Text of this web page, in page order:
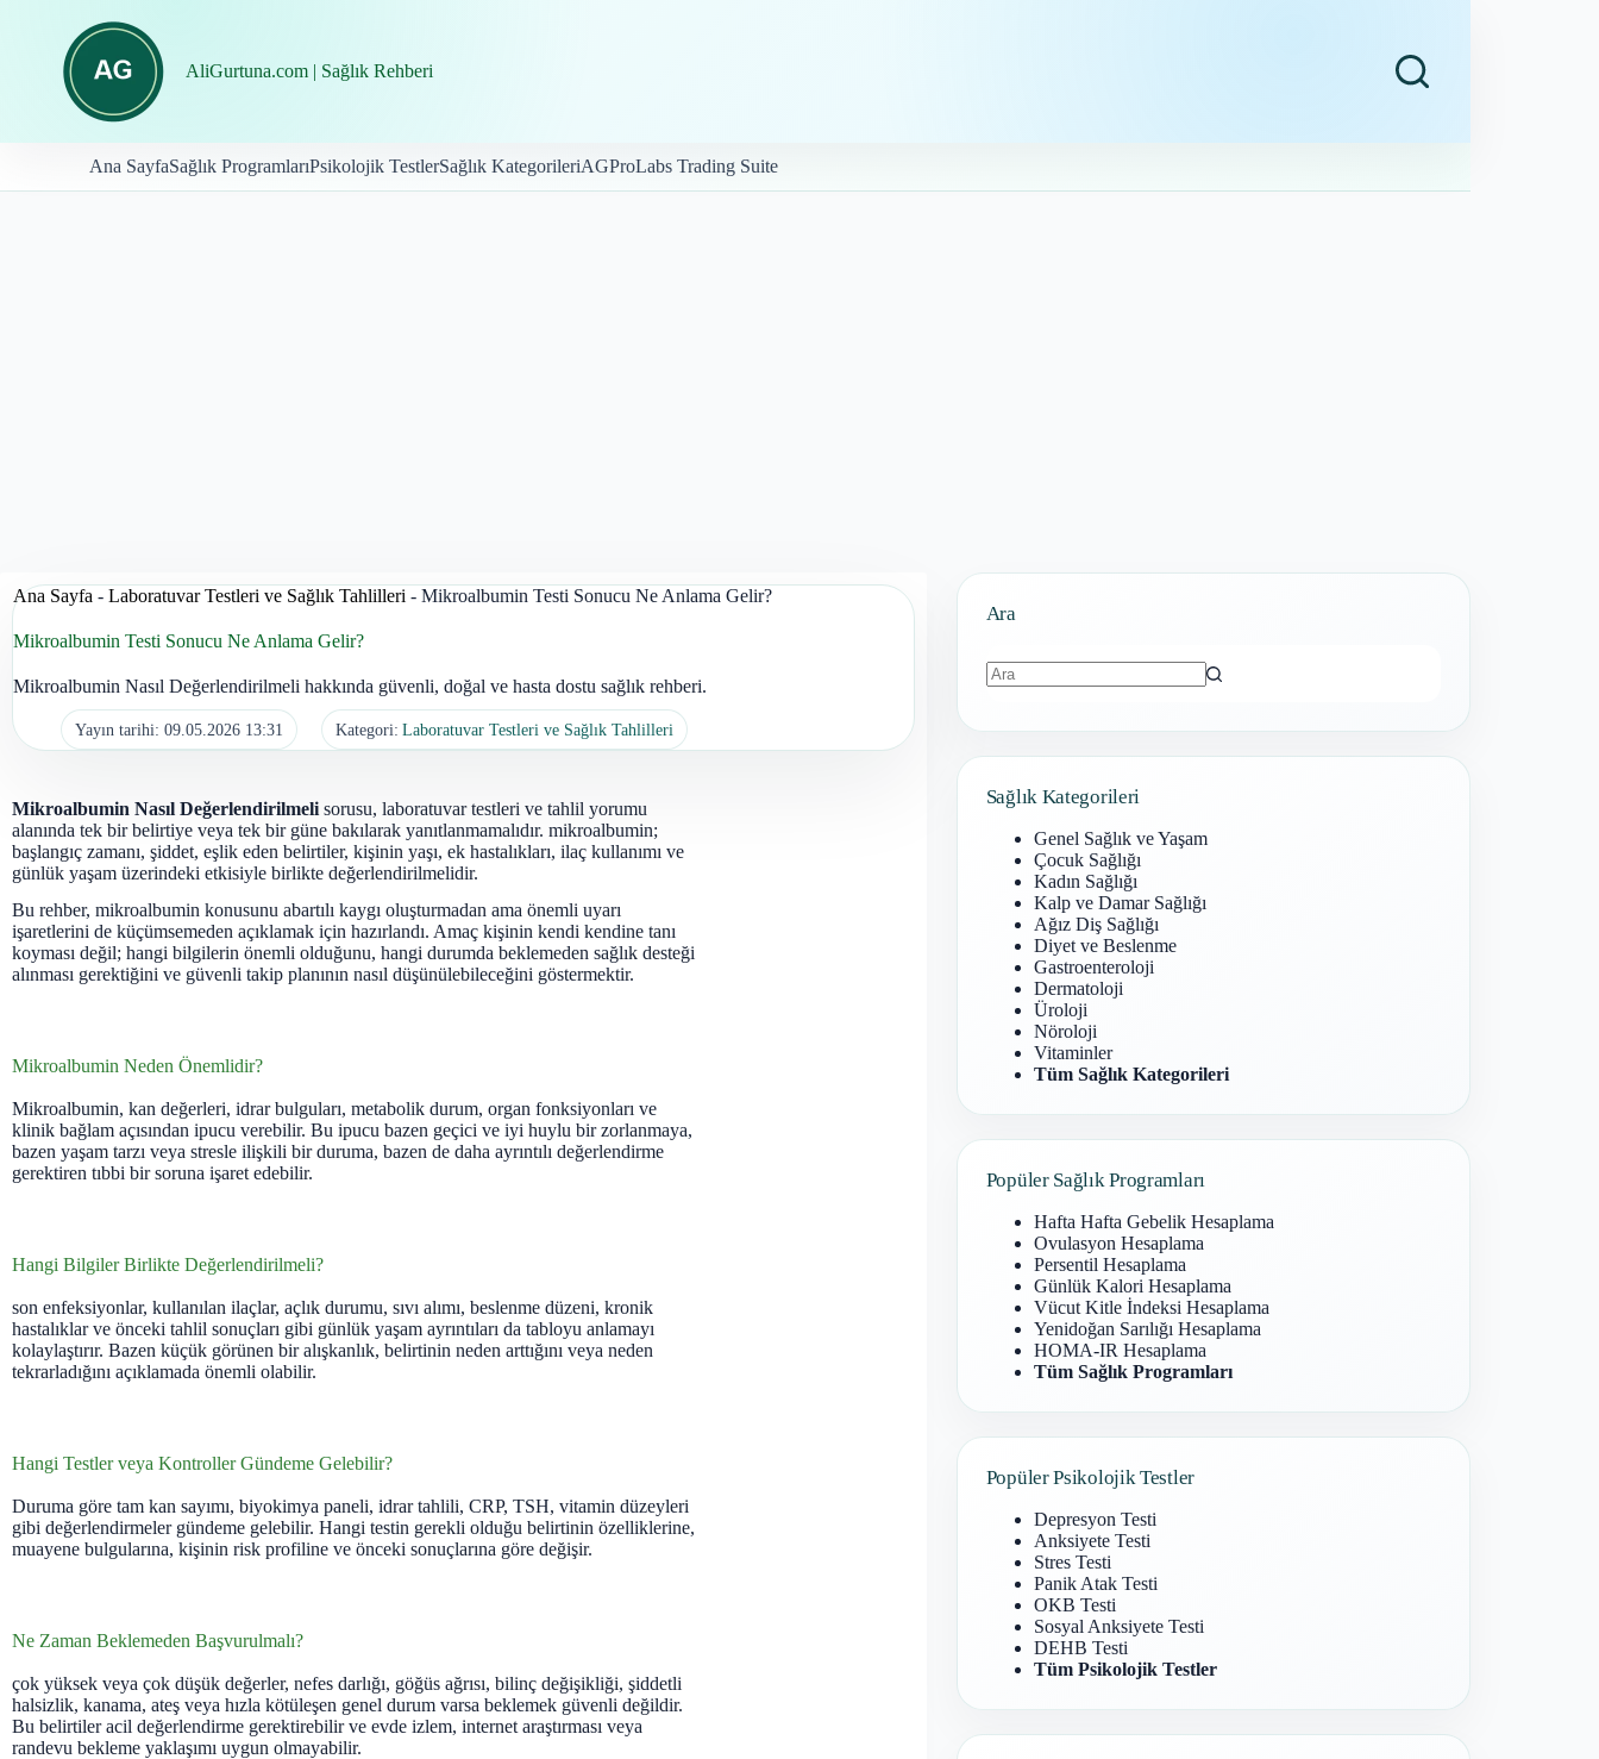
AliGurtuna.com | Sağlık Rehberi
Ana SayfaSağlık ProgramlarıPsikolojik TestlerSağlık KategorileriAGProLabs Trading Suite
Ana Sayfa - Laboratuvar Testleri ve Sağlık Tahlilleri - Mikroalbumin Testi Sonucu Ne Anlama Gelir?
Mikroalbumin Testi Sonucu Ne Anlama Gelir?
Mikroalbumin Nasıl Değerlendirilmeli hakkında güvenli, doğal ve hasta dostu sağlık rehberi.
Yayın tarihi: 09.05.2026 13:31 Kategori: Laboratuvar Testleri ve Sağlık Tahlilleri
Mikroalbumin Nasıl Değerlendirilmeli sorusu, laboratuvar testleri ve tahlil yorumu
alanında tek bir belirtiye veya tek bir güne bakılarak yanıtlanmamalıdır. mikroalbumin;
başlangıç zamanı, şiddet, eşlik eden belirtiler, kişinin yaşı, ek hastalıkları, ilaç kullanımı ve
günlük yaşam üzerindeki etkisiyle birlikte değerlendirilmelidir.
Bu rehber, mikroalbumin konusunu abartılı kaygı oluşturmadan ama önemli uyarı
işaretlerini de küçümsemeden açıklamak için hazırlandı. Amaç kişinin kendi kendine tanı
koyması değil; hangi bilgilerin önemli olduğunu, hangi durumda beklemeden sağlık desteği
alınması gerektiğini ve güvenli takip planının nasıl düşünülebileceğini göstermektir.
Mikroalbumin Neden Önemlidir?
Mikroalbumin, kan değerleri, idrar bulguları, metabolik durum, organ fonksiyonları ve
klinik bağlam açısından ipucu verebilir. Bu ipucu bazen geçici ve iyi huylu bir zorlanmaya,
bazen yaşam tarzı veya stresle ilişkili bir duruma, bazen de daha ayrıntılı değerlendirme
gerektiren tıbbi bir soruna işaret edebilir.
Hangi Bilgiler Birlikte Değerlendirilmeli?
son enfeksiyonlar, kullanılan ilaçlar, açlık durumu, sıvı alımı, beslenme düzeni, kronik
hastalıklar ve önceki tahlil sonuçları gibi günlük yaşam ayrıntıları da tabloyu anlamayı
kolaylaştırır. Bazen küçük görünen bir alışkanlık, belirtinin neden arttığını veya neden
tekrarladığını açıklamada önemli olabilir.
Hangi Testler veya Kontroller Gündeme Gelebilir?
Duruma göre tam kan sayımı, biyokimya paneli, idrar tahlili, CRP, TSH, vitamin düzeyleri
gibi değerlendirmeler gündeme gelebilir. Hangi testin gerekli olduğu belirtinin özelliklerine,
muayene bulgularına, kişinin risk profiline ve önceki sonuçlarına göre değişir.
Ne Zaman Beklemeden Başvurulmalı?
çok yüksek veya çok düşük değerler, nefes darlığı, göğüs ağrısı, bilinç değişikliği, şiddetli
halsizlik, kanama, ateş veya hızla kötüleşen genel durum varsa beklemek güvenli değildir.
Bu belirtiler acil değerlendirme gerektirebilir ve evde izlem, internet araştırması veya
randevu bekleme yaklaşımı uygun olmayabilir.
Ara
bulunamadı
Sağlık Kategorileri
Genel Sağlık ve Yaşam
Çocuk Sağlığı
Kadın Sağlığı
Kalp ve Damar Sağlığı
Ağız Diş Sağlığı
Diyet ve Beslenme
Gastroenteroloji
Dermatoloji
Üroloji
Nöroloji
Vitaminler
Tüm Sağlık Kategorileri
Popüler Sağlık Programları
Hafta Hafta Gebelik Hesaplama
Ovulasyon Hesaplama
Persentil Hesaplama
Günlük Kalori Hesaplama
Vücut Kitle İndeksi Hesaplama
Yenidoğan Sarılığı Hesaplama
HOMA-IR Hesaplama
Tüm Sağlık Programları
Popüler Psikolojik Testler
Depresyon Testi
Anksiyete Testi
Stres Testi
Panik Atak Testi
OKB Testi
Sosyal Anksiyete Testi
DEHB Testi
Tüm Psikolojik Testler